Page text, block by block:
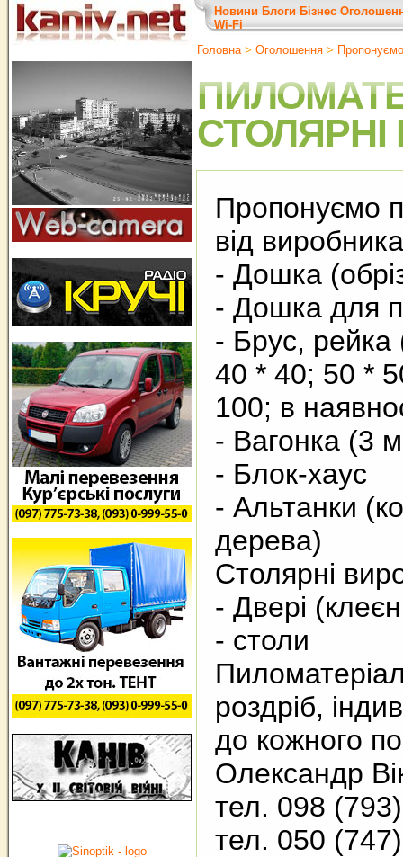
Новини Блоги Бізнес
Wi-Fi
Головна> Оголошення > Пропонуємо
Пропонуємо
від
- Дошка
- Дошка для
- Брус,
40 * 40; 50 *
100; в
- Вагонка (3
- Блок-хаус
- Альтанки
дерева)
Столярні
- Двері
- столи
роздріб,
до кожного
Олександр
тел. 098
тел. 050